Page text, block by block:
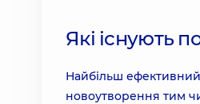
Які існують
Найбільш
новоутворення тим